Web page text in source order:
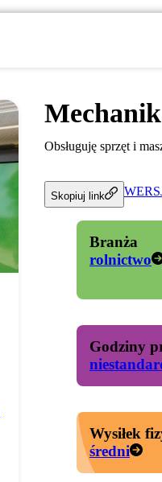
Obsługuję sprzęt i
Skopiuj link
Branża
rolnictwo
Godziny
Wysiłek
średni